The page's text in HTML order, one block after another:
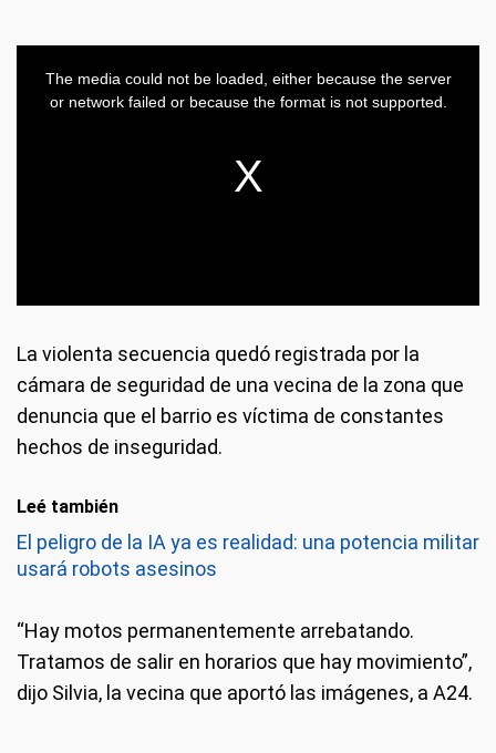
La violenta secuencia quedó registrada por la
cámara de seguridad de una vecina de la zona que
denuncia que el barrio es víctima de constantes
hechos de inseguridad.
Leé también
El peligro de la IA ya es realidad: una potencia militar
usará robots asesinos
“Hay motos permanentemente arrebatando.
Tratamos de salir en horarios que hay movimiento”,
dijo Silvia, la vecina que aportó las imágenes, a A24.